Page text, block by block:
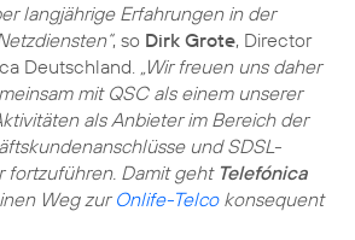
langjährige Erfahrungen in der
, so Dirk Grote, Director
Deutschland. „Wir freuen uns daher
mit QSC als einem unserer
als Anbieter im Bereich der
und SDSL-
fortzuführen. Damit geht Telefónica
Weg zur Onlife-Telcokonsequent